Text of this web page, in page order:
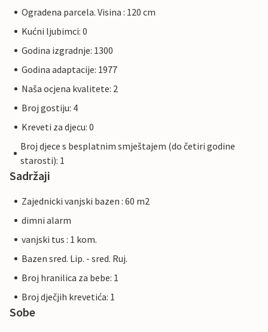
Ogradena parcela. Visina : 120 cm
Kućni ljubimci: 0
Godina izgradnje: 1300
Godina adaptacije: 1977
Naša ocjena kvalitete: 2
Broj gostiju: 4
Kreveti za djecu: 0
Broj djece s besplatnim smještajem (do četiri godine
starosti): 1
Sadržaji
Zajednicki vanjski bazen : 60 m2
dimni alarm
vanjski tus : 1 kom.
Bazen sred. Lip. - sred. Ruj.
Broj hranilica za bebe: 1
Broj dječjih krevetića: 1
Sobe